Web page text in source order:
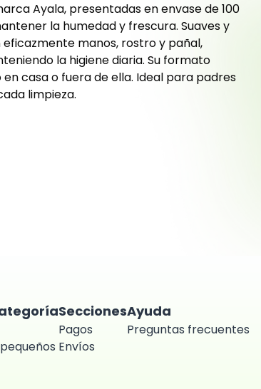
Ayala, presentadas en envase de 100
la humedad y frescura. Suaves y
manos, rostro y pañal,
la higiene diaria. Su formato
casa o fuera de ella. Ideal para padres
limpieza.
Secciones
Pagos
Envíos
Ayuda
Preguntas frecuentes